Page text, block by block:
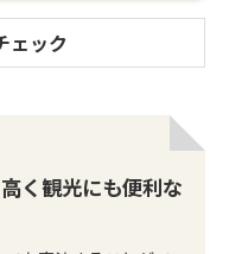
ェック
く観光にも便利な